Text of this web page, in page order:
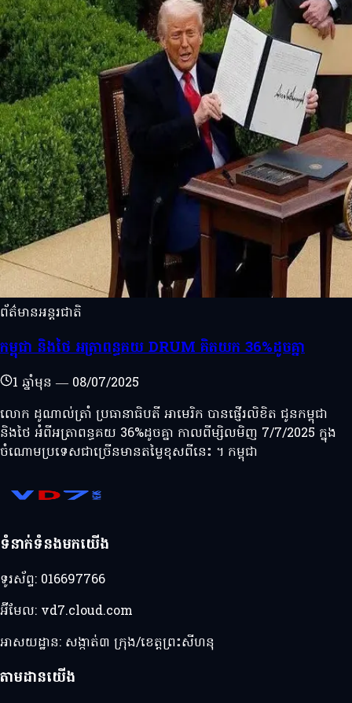
ព័ត៌មានអន្តរជាតិ
កម្ពុជា និងថៃ អត្រាពន្ធគយ DRUM គិតយក 36%ដូចគ្នា
1 ឆ្នាំមុន — 08/07/2025
លោក ដូណាល់ត្រាំ ប្រធានាធិបតី អាមេរិក បានផ្ញើរលិខិត ជូនកម្ពុជា
និងថៃ អំពីអត្រាពន្ធគយ 36%ដូចគ្នា កាលពីម្សិលមិញ 7/7/2025 ក្នុង
ចំណោមប្រទេសជាច្រើនមានតម្លៃខុសពីនេះ ។ កម្ពុជា
ទំនាក់ទំនងមកយើង
ទូរស័ព្ទ: 016697766
អ៊ីមែល: vd7.cloud.com
អាសយដ្ឋាន: សង្កាត់៣ ក្រុង/ខេត្តព្រះសីហនុ
តាមដានយើង